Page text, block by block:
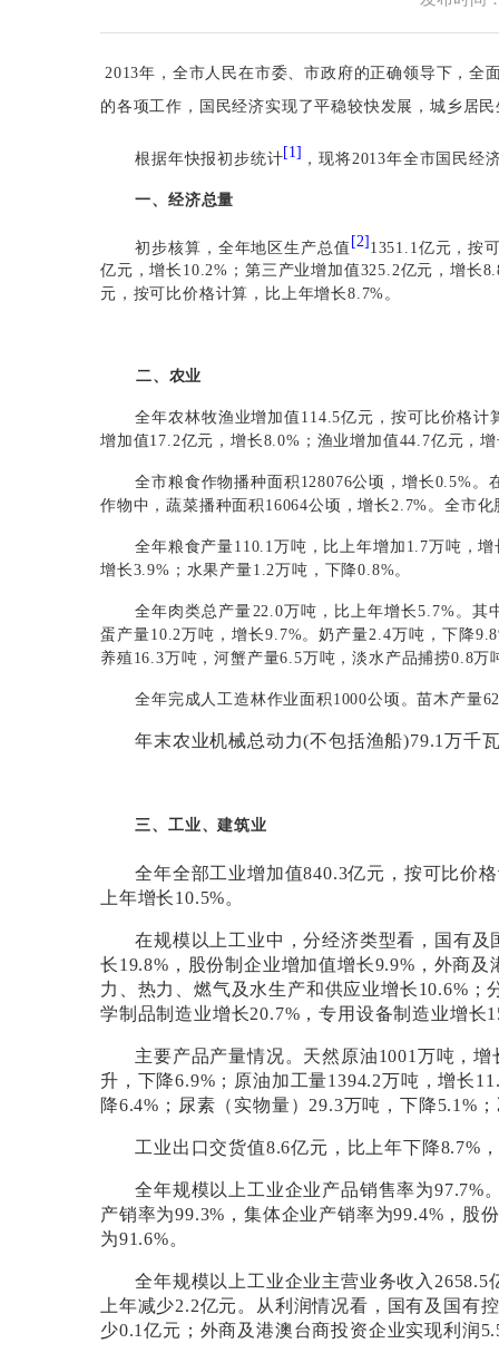
2013年，全市人民在市委、市政府的正确领导下，全
的各项工作，国民经济实现了平稳较快发展，城乡居
根据年快报初步统计[1] ，现将2013年全市国民经
一、经济总量
初步核算，全年地区生产总值 [2]1351.1 亿元，按
亿元，增长 10.2% ；第三产业增加值325.2亿元，增长
元，按可比价格计算，比上年增长8.7%。
二、农业
全年农林牧渔业增加值 114.5亿元，按可比价格计
增加值17.2亿元，增长8.0% ；渔业增加值44.7亿元，
全市粮食作物播种面积 128076公顷，增长0.5%。
作物中，蔬菜播种面积 16064公顷，增长2.7%。全市化
全年粮食产量110.1万吨，比上年增加 1.7万吨，增
增长3.9% ； 水果产量1.2万吨，下降0.8%。
全年肉类总产量22.0万吨，比上年增长5.7%。其
蛋产量10.2万吨，增长9.7%。奶产量2.4万吨，下降
养殖 16.3万吨，河蟹产量6.5万吨，淡水产品捕捞0.8万
全年完成人工造林作业面积 1000公顷。苗木产量
年末农业机械总动力(不包括渔船)79.1万千
三、工业、建筑业
全年全部工业增加值840.3亿元，按可比价
上年增长10.5%。
在规模以上工业中，分经济类型看，国有
长19.8% ，股份制企业增加值增长9.9% ，外商
力、热力、燃气及水生产和供应业增长10.6% ；
学制品制造业增长20.7% ，专用设备制造业增长
主要产品产量情况。天然原油1001 万吨，增
升，下降6.9% ；原油加工量1394.2万吨，增长
降6.4% ；尿素（实物量） 29.3万吨，下降5.1%
工业出口交货值8.6亿元，比上年下降8.7%
全年规模以上工业企业产品销售率为97.7%
产销率为99.3% ，集体企业产销率为99.4% ，股
为91.6%。
全年规模以上工业企业主营业务收入 2658.5
上年减少2.2亿元。从利润情况看，国有及国有
少0.1亿元；外商及港澳台商投资企业实现利润